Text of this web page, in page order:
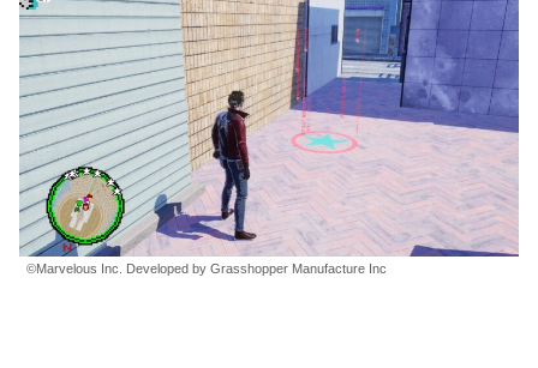
©Marvelous Inc. Developed by Grasshopper Manufacture Inc